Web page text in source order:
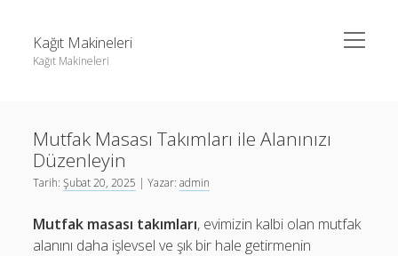
Kağıt Makineleri
Kağıt Makineleri
menüyü
aç
Liste
Sayfa Listesi
Youtube Yorum Kasma Şifresiz
Linkedin Takipçi Kasma Hilesi
Sayfa Listesi
Mutfak Masası Takımları ile Alanınızı
Düzenleyin
Tarih:Şubat 20, 2025 | Yazar:admin
Mutfak masası takımları, evimizin kalbi olan mutfak
alanını daha işlevsel ve şık bir hale getirmenin